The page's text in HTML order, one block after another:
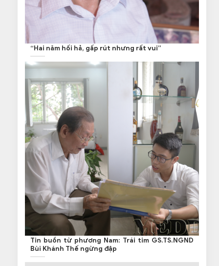
“Hai năm hối hả, gấp rút nhưng rất vui”
Tin buồn từ phương Nam: Trái tim GS.TS.NGND
Bùi Khánh Thế ngừng đập